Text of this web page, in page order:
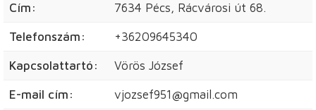
Cím: 7634 Pécs, Rácvárosi út 68.
Telefonszám: +36209645340
Kapcsolattartó: Vörös József
E-mail cím: vjozsef951@gmail.com